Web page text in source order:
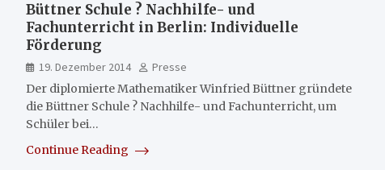
Büttner Schule ? Nachhilfe- und
Fachunterricht in Berlin: Individuelle
Förderung
19. Dezember 2014
Presse
Der diplomierte Mathematiker Winfried Büttner gründete
die Büttner Schule ? Nachhilfe- und Fachunterricht, um
Schüler bei…
Continue Reading